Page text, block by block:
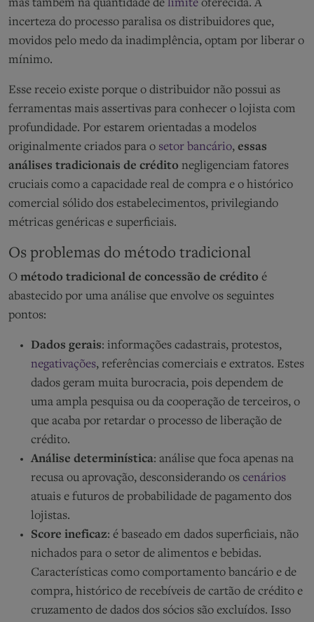
mas também na quantidade de limite oferecida. A
incerteza do processo paralisa os distribuidores que,
movidos pelo medo da inadimplência, optam por liberar o
mínimo.
Esse receio existe porque o distribuidor não possui as
ferramentas mais assertivas para conhecer o lojista com
profundidade. Por estarem orientadas a modelos
originalmente criados para o setor bancário, essas
análises tradicionais de crédito negligenciam fatores
cruciais como a capacidade real de compra e o histórico
comercial sólido dos estabelecimentos, privilegiando
métricas genéricas e superficiais.
Os problemas do método tradicional
O método tradicional de concessão de crédito é
abastecido por uma análise que envolve os seguintes
pontos:
Dados gerais: informações cadastrais, protestos,
negativações, referências comerciais e extratos. Estes
dados geram muita burocracia, pois dependem de
uma ampla pesquisa ou da cooperação de terceiros, o
que acaba por retardar o processo de liberação de
crédito.
Análise determinística: análise que foca apenas na
recusa ou aprovação, desconsiderando os cenários
atuais e futuros de probabilidade de pagamento dos
lojistas.
Score ineficaz: é baseado em dados superficiais, não
nichados para o setor de alimentos e bebidas.
Características como comportamento bancário e de
compra, histórico de recebíveis de cartão de crédito e
cruzamento de dados dos sócios são excluídos. Isso